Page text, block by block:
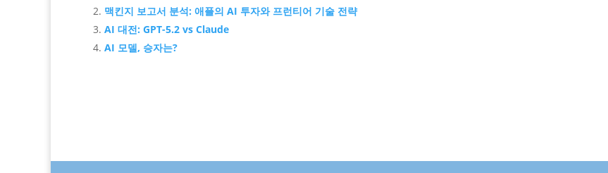
맥킨지 보고서 분석: 애플의 AI 투자와 프런티어 기술 전략
AI 대전: GPT-5.2 vs Claude
AI 모델, 승자는?